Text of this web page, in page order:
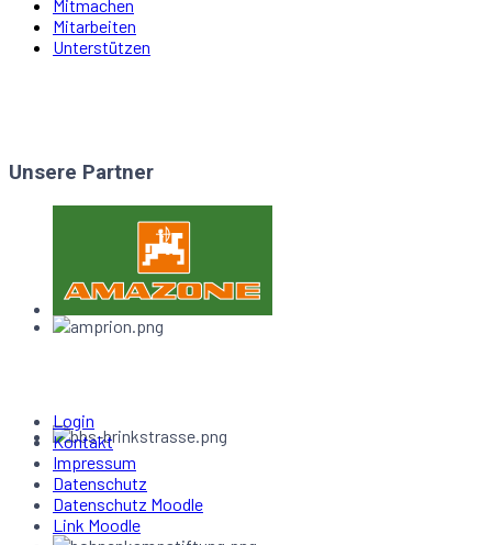
Mitmachen
Mitarbeiten
Unterstützen
Unsere Partner
Login
Kontakt
Impressum
Datenschutz
Datenschutz Moodle
Link Moodle